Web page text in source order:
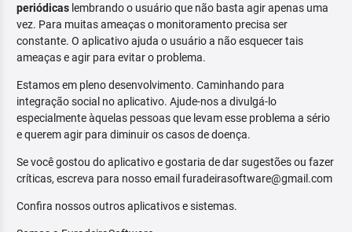
periódicas lembrando o usuário que não basta agir apenas uma
vez. Para muitas ameaças o monitoramento precisa ser
constante. O aplicativo ajuda o usuário a não esquecer tais
ameaças e agir para evitar o problema.
Estamos em pleno desenvolvimento. Caminhando para
integração social no aplicativo. Ajude-nos a divulgá-lo
especialmente àquelas pessoas que levam esse problema a sério
e querem agir para diminuir os casos de doença.
Se você gostou do aplicativo e gostaria de dar sugestões ou fazer
críticas, escreva para nosso email furadeirasoftware@gmail.com
Confira nossos outros aplicativos e sistemas.